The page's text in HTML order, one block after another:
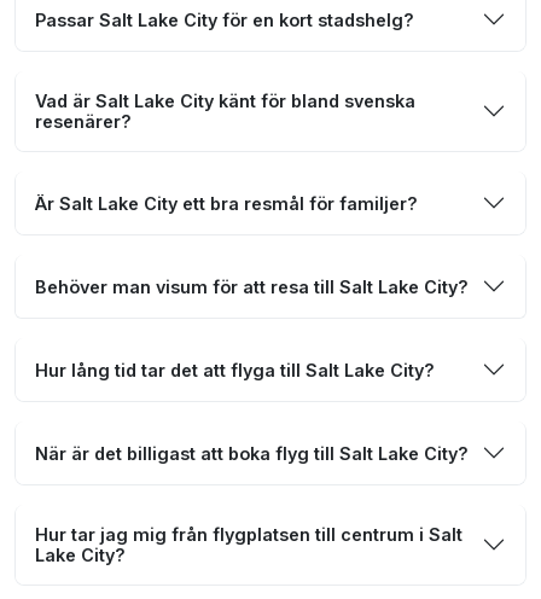
Passar Salt Lake City för en kort stadshelg?
Vad är Salt Lake City känt för bland svenska
resenärer?
Är Salt Lake City ett bra resmål för familjer?
Behöver man visum för att resa till Salt Lake City?
Hur lång tid tar det att flyga till Salt Lake City?
När är det billigast att boka flyg till Salt Lake City?
Hur tar jag mig från flygplatsen till centrum i Salt
Lake City?